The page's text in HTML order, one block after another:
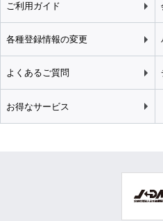
ご利用ガイド
各種登録情報の変更
よくあるご質問
お得なサービス